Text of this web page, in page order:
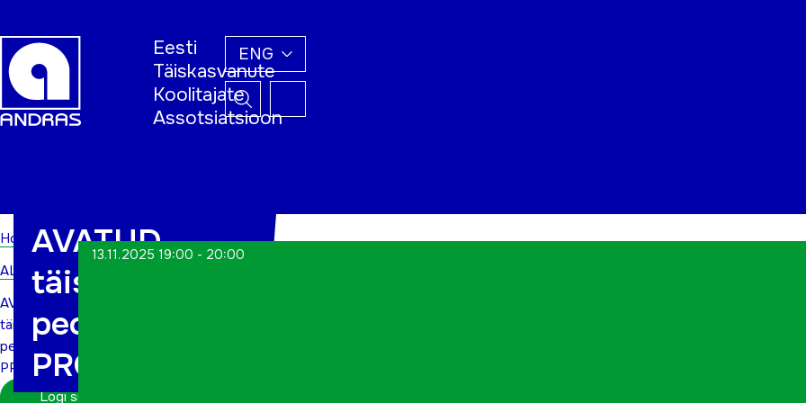
Eesti
Täiskasvanute
Koolitajate
Assotsiatsioon
ENG
Home
ALWs
AVATUD
täiskasvanute
peotantsu
PROOVITUND
Logi sisse
AVATUD
täiskasvanute
peotantsu
PROOVITUND
13.11.2025 19:00 - 20:00